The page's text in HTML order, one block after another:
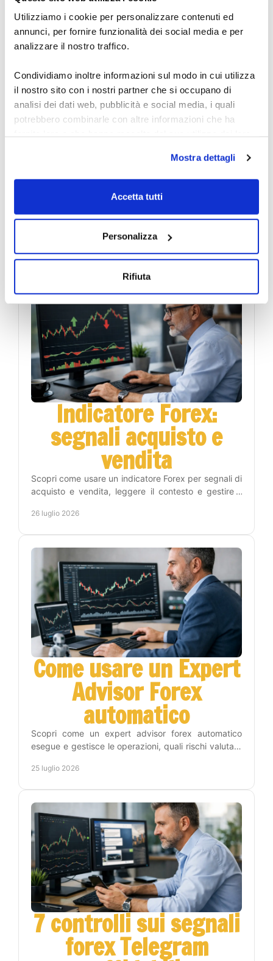
Utilizziamo i cookie per personalizzare contenuti ed
annunci, per fornire funzionalità dei social media e per
analizzare il nostro traffico.
Condividiamo inoltre informazioni sul modo in cui utilizza
il nostro sito con i nostri partner che si occupano di
analisi dei dati web, pubblicità e social media, i quali
potrebbero combinarle con altre informazioni che ha
Alcune delle tue informazioni potrebbero essere inoltrate
e gestite da server di proprietà di Google situati al di fuori
Mostra dettagli
Accetta tutti
Personalizza
Rifiuta
28 luglio 2026
Academy del Dott.
Carosi per studiare il
Forex
Scopri l’academy del dott. Carosi: segnali Forex,
metodo OTW, indicatori e automazione per studiare
27 luglio 2026
Indicatore Forex:
segnali acquisto e
vendita
Scopri come usare un indicatore Forex per segnali di
acquisto e vendita, leggere il contesto e gestire il
26 luglio 2026
Come usare un Expert
Advisor Forex
automatico
Scopri come un expert advisor forex automatico
esegue e gestisce le operazioni, quali rischi valutare
25 luglio 2026
7 controlli sui segnali
forex Telegram